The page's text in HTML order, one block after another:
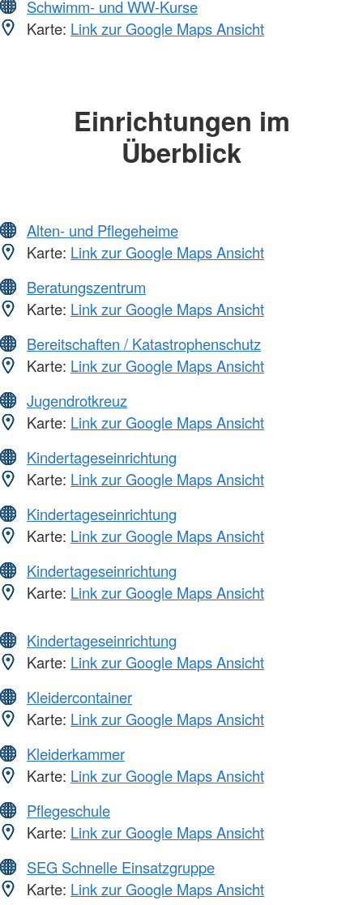
Schwimm- und WW-Kurse
Karte: Link zur Google Maps Ansicht
Einrichtungen im
Überblick
Alten- und Pflegeheime
Karte: Link zur Google Maps Ansicht
Beratungszentrum
Karte: Link zur Google Maps Ansicht
Bereitschaften / Katastrophenschutz
Karte: Link zur Google Maps Ansicht
Jugendrotkreuz
Karte: Link zur Google Maps Ansicht
Kindertageseinrichtung
Karte: Link zur Google Maps Ansicht
Kindertageseinrichtung
Karte: Link zur Google Maps Ansicht
Kindertageseinrichtung
Karte: Link zur Google Maps Ansicht
Kindertageseinrichtung
Karte: Link zur Google Maps Ansicht
Kleidercontainer
Karte: Link zur Google Maps Ansicht
Kleiderkammer
Karte: Link zur Google Maps Ansicht
Pflegeschule
Karte: Link zur Google Maps Ansicht
SEG Schnelle Einsatzgruppe
Karte: Link zur Google Maps Ansicht